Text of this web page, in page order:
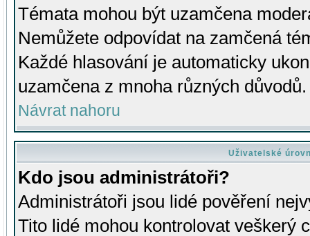
Témata mohou být uzamčena
Nemůžete odpovídat na zamčená
Každé hlasování je automaticky
uzamčena z mnoha různých důvodů.
Návrat nahoru
Uživatelské
Kdo jsou administrátoři?
Administrátoři jsou lidé pověření
Tito lidé mohou kontrolovat veškerý